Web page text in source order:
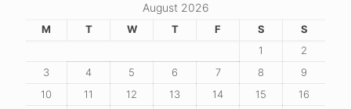
August 2026
M T W T F S
S
1
2
3
4 5 6 7 8
9
10
11 12 13 14 15
16